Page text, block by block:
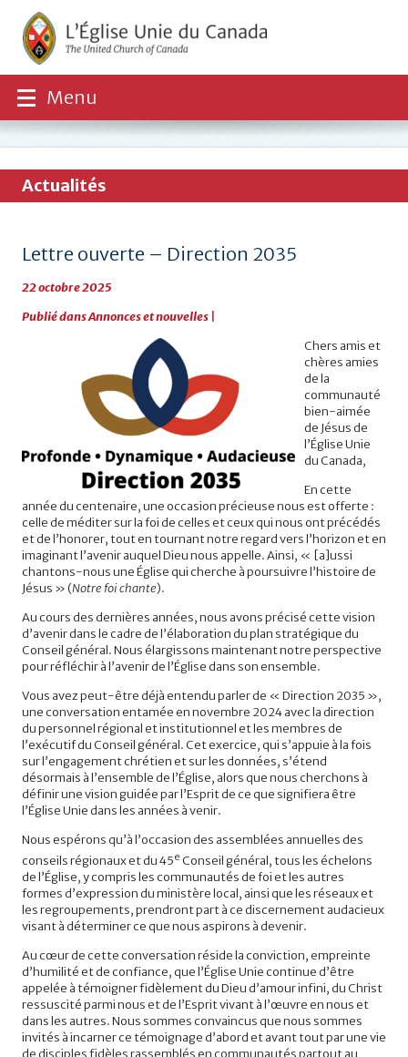
Menu
Actualités
Lettre ouverte – Direction 2035
22 octobre 2025
Publié dansAnnonces et nouvelles
Chers amis et
chères amies
de la
communauté
bien-aimée
de Jésus de
l’Église Unie
du Canada,
En cette
année du centenaire, une occasion précieuse nous est offerte :
celle de méditer sur la foi de celles et ceux qui nous ont précédés
et de l’honorer, tout en tournant notre regard vers l’horizon et en
imaginant l’avenir auquel Dieu nous appelle. Ainsi, « [a]ussi
chantons-nous une Église qui cherche à poursuivre l’histoire de
Jésus » (Notre foi chante).
Au cours des dernières années, nous avons précisé cette vision
d’avenir dans le cadre de l’élaboration du plan stratégique du
Conseil général. Nous élargissons maintenant notre perspective
pour réfléchir à l’avenir de l’Église dans son ensemble.
Vous avez peut-être déjà entendu parler de « Direction 2035 »,
une conversation entamée en novembre 2024 avec la direction
du personnel régional et institutionnel et les membres de
l’exécutif du Conseil général. Cet exercice, qui s’appuie à la fois
sur l’engagement chrétien et sur les données, s’étend
désormais à l’ensemble de l’Église, alors que nous cherchons à
définir une vision guidée par l’Esprit de ce que signifiera être
l’Église Unie dans les années à venir.
Nous espérons qu’à l’occasion des assemblées annuelles des
conseils régionaux et du 45e Conseil général, tous les échelons
de l’Église, y compris les communautés de foi et les autres
formes d’expression du ministère local, ainsi que les réseaux et
les regroupements, prendront part à ce discernement audacieux
visant à déterminer ce que nous aspirons à devenir.
Au cœur de cette conversation réside la conviction, empreinte
d’humilité et de confiance, que l’Église Unie continue d’être
appelée à témoigner fidèlement du Dieu d’amour infini, du Christ
ressuscité parmi nous et de l’Esprit vivant à l’œuvre en nous et
dans les autres. Nous sommes convaincus que nous sommes
invités à incarner ce témoignage d’abord et avant tout par une vie